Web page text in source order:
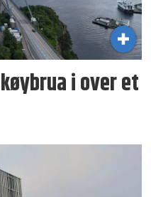
i over et